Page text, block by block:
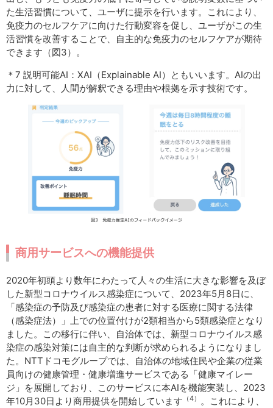
た生活習慣について、ユーザに提示を行います。これにより、
免疫力のセルフケアに向けた行動変容を促し、ユーザがこの生
活習慣を改善することで、自主的な免疫力のセルフケアが期待
できます（図3）。
＊7 説明可能AI：XAI（Explainable AI）ともいいます。AIの出
力に対して、人間が解釈できる理由や根拠を示す技術です。
商用サービスへの機能提供
2020年初頭より数年にわたって人々の生活に大きな影響を及ぼ
した新型コロナウイルス感染症について、2023年5月8日に、
「感染症の予防及び感染症の患者に対する医療に関する法律
（感染症法）」上での位置付けが2類相当から5類感染症となり
ました。この移行に伴い、自治体では、新型コロナウイルス感
染症の感染対策には自主的な判断が求められるようになりまし
た。NTTドコモグループでは、自治体の地域住民や企業の従業
員向けの健康管理・健康増進サービスである「健康マイレー
ジ」を展開しており、このサービスに本AIを機能実装し、2023
年10月30日より商用提供を開始しています （4） 。これにより、